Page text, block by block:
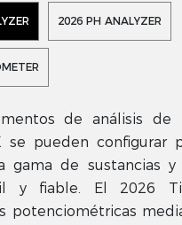
2026 PH ANALYZER
de análisis de
se pueden configurar
gama de sustancias y
y fiable. El 2026
potenciométricas